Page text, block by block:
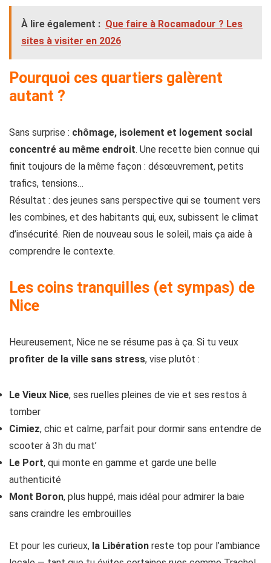
À lire également : Que faire à Rocamadour ? Les
sites à visiter en 2026
Pourquoi ces quartiers galèrent
autant ?
Sans surprise : chômage, isolement et logement social
concentré au même endroit. Une recette bien connue qui
finit toujours de la même façon : désœuvrement, petits
trafics, tensions…
Résultat : des jeunes sans perspective qui se tournent vers
les combines, et des habitants qui, eux, subissent le climat
d’insécurité. Rien de nouveau sous le soleil, mais ça aide à
comprendre le contexte.
Les coins tranquilles (et sympas) de
Nice
Heureusement, Nice ne se résume pas à ça. Si tu veux
profiter de la ville sans stress, vise plutôt :
Le Vieux Nice, ses ruelles pleines de vie et ses restos à
tomber
Cimiez, chic et calme, parfait pour dormir sans entendre de
scooter à 3h du mat’
Le Port, qui monte en gamme et garde une belle
authenticité
Mont Boron, plus huppé, mais idéal pour admirer la baie
sans craindre les embrouilles
Et pour les curieux, la Libération reste top pour l’ambiance